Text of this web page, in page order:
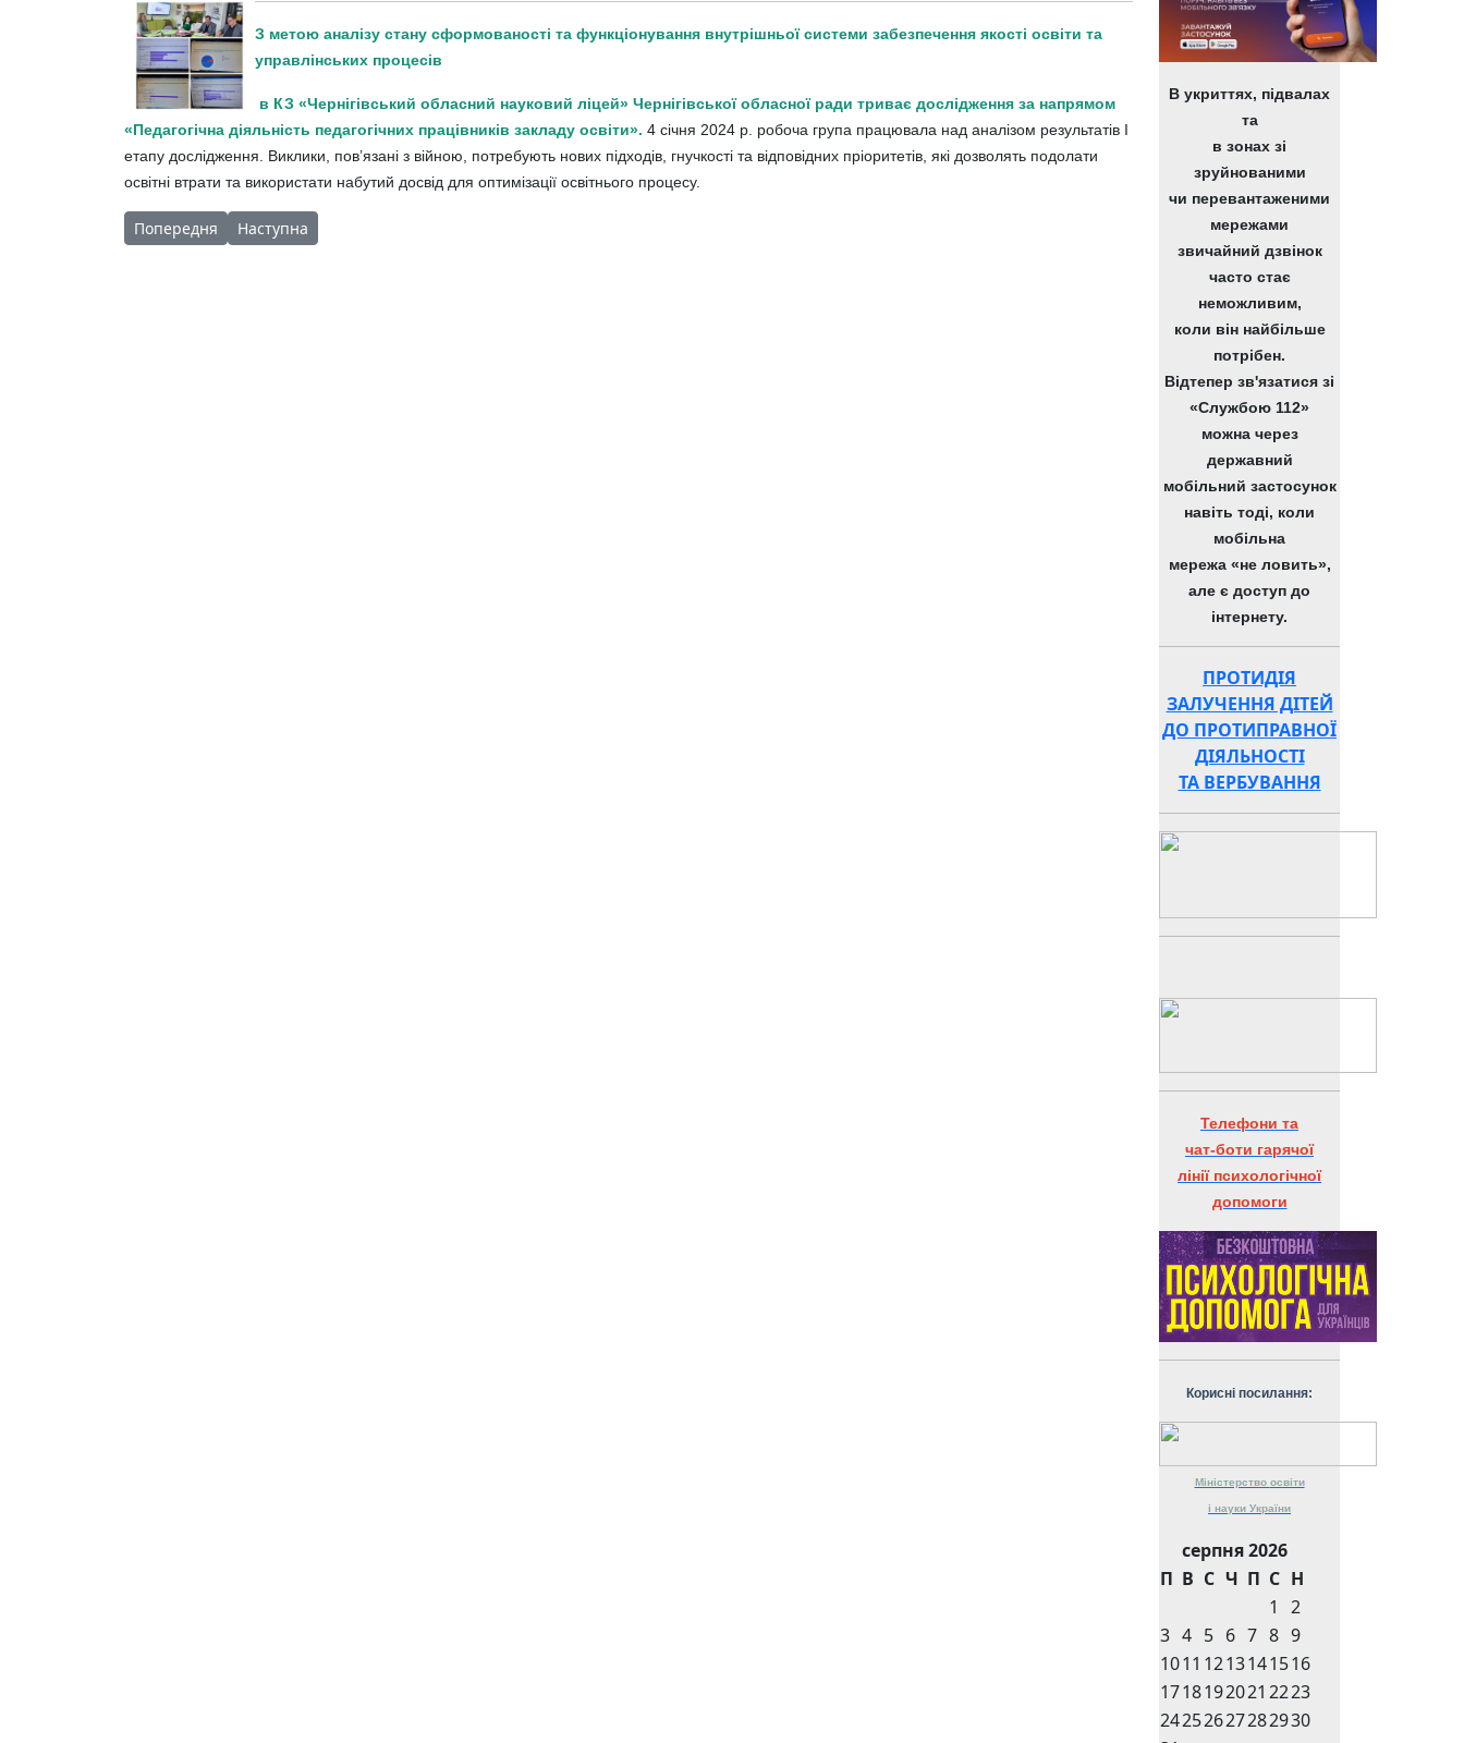
З метою аналізу стану сформованості та функціонування внутрішньої системи забезпечення якості освіти та
управлінських процесів
в КЗ «Чернігівський обласний науковий ліцей» Чернігівської обласної ради триває дослідження за напрямом
«Педагогічна діяльність педагогічних працівників закладу освіти». 4 січня 2024 р. робоча група працювала над аналізом результатів І
етапу дослідження. Виклики, пов’язані з війною, потребують нових підходів, гнучкості та відповідних пріоритетів, які дозволять подолати
освітні втрати та використати набутий досвід для оптимізації освітнього процесу.
Попередня стаття: Про результати проведення ІІІ етапу та участь у ІV етапі Всеукраїнських учнівських олімпіад з навчальних предметів у 2023/2024 н. р.
Попередня Наступна стаття: Про підсумки вивчення стану викладання та рівня навчальних досягнень учнів з англійської мови у 2023/2024 н. р.
Наступна
В укриттях, підвалах
та
в зонах зі
зруйнованими
чи перевантаженими
мережами
звичайний дзвінок
часто стає
неможливим,
коли він найбільше
потрібен.
Відтепер зв'язатися зі
«Службою 112»
можна через
державний
мобільний застосунок
навіть тоді, коли
мобільна
мережа «не ловить»,
але є доступ до
інтернету.
ПРОТИДІЯ
ЗАЛУЧЕННЯ ДІТЕЙ
ДО ПРОТИПРАВНОЇ
ДІЯЛЬНОСТІ
ТА ВЕРБУВАННЯ
Телефони та
чат-боти гарячої
лінії психологічної
допомоги
Корисні посилання:
Міністерство освіти
і науки України
серпня 2026
П В С Ч П С Н
1
2
3 4 5 6 7 8 9
1011 1213141516
1718192021 2223
24252627282930